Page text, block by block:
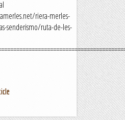
riera-merles-
senderismo/ruta-de-les-